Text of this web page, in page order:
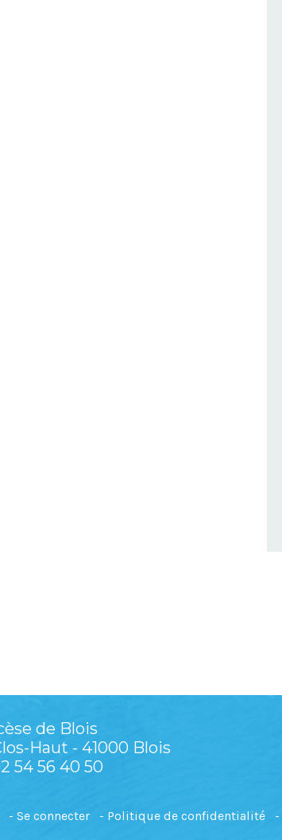
de Blois
Haut - 41000 Blois
54 56 40 50
Se connecter Politique de confidentialité